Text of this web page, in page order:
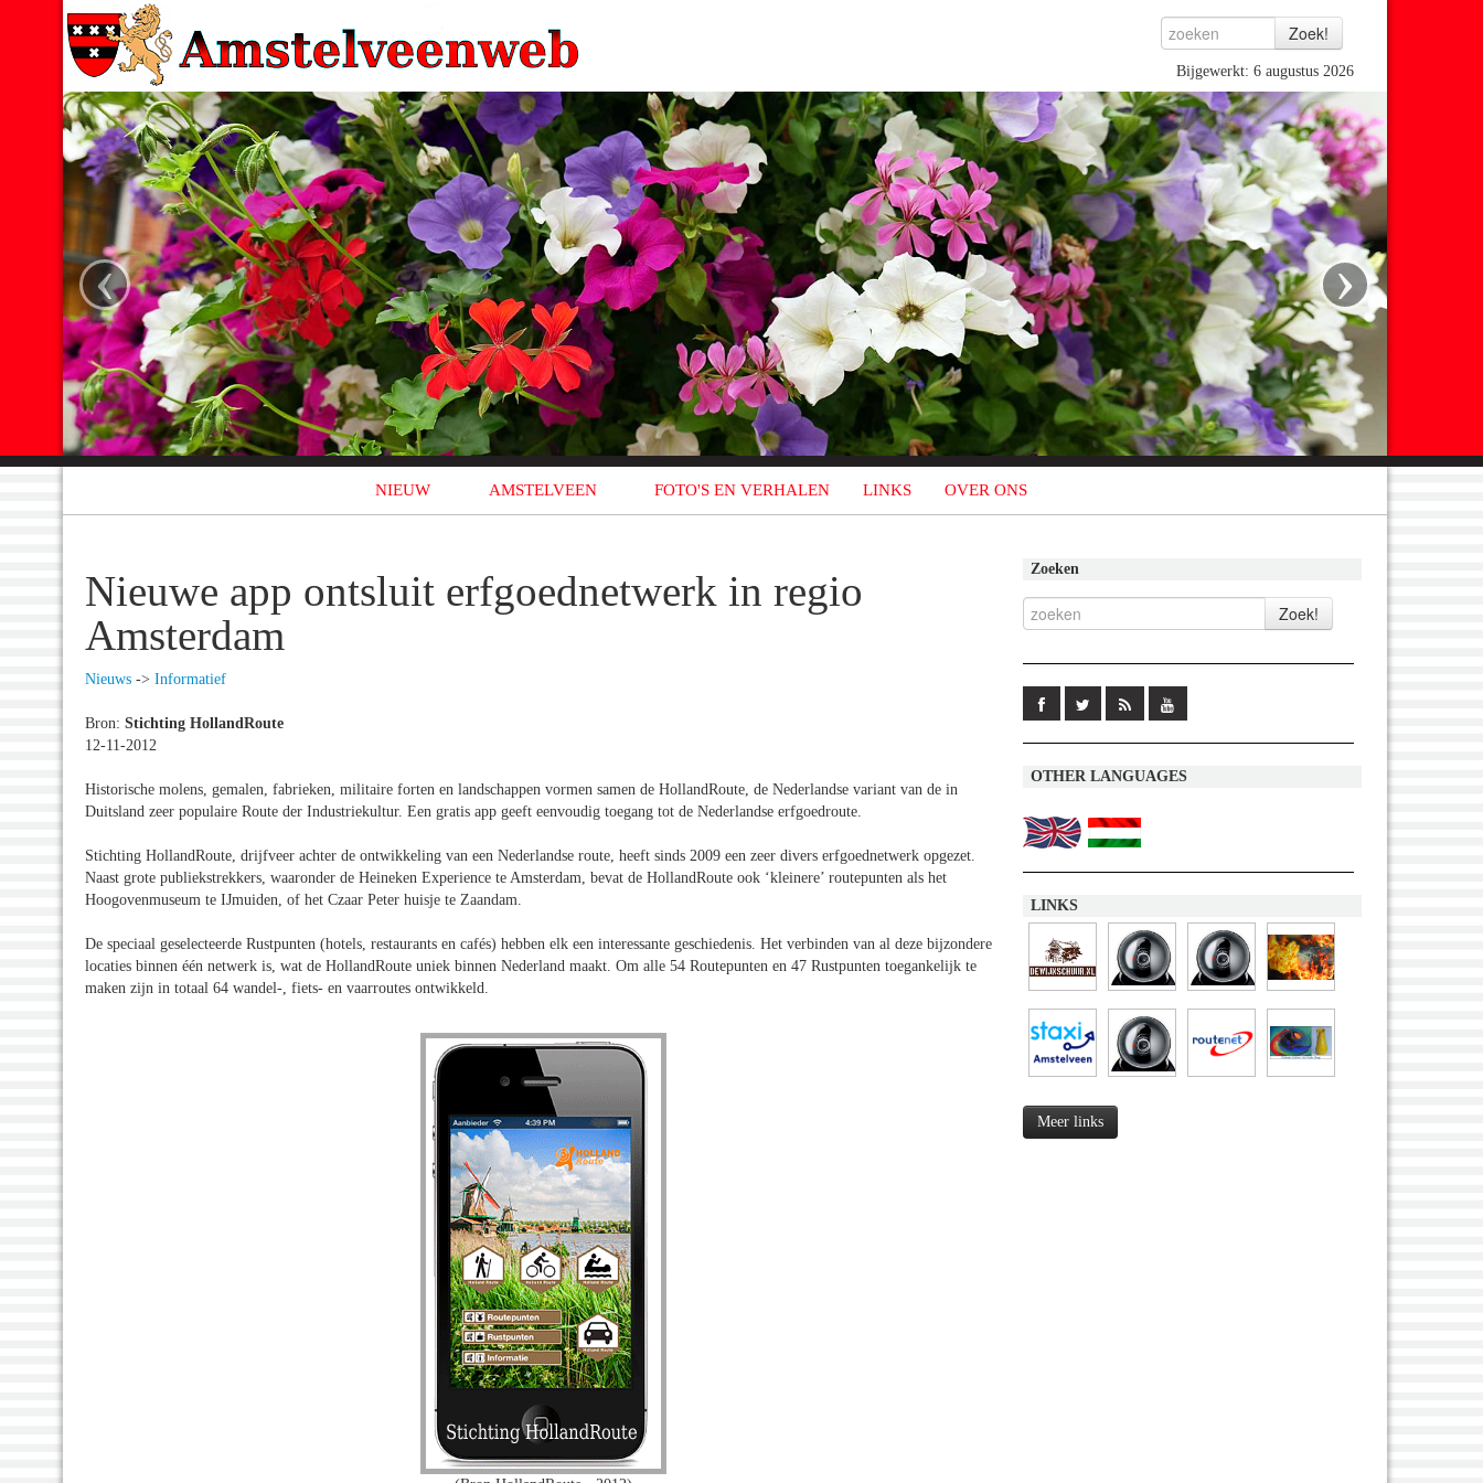
Bijgewerkt: 6 augustus 2026
‹ ›
NIEUW AMSTELVEEN FOTO'S EN VERHALEN LINKS OVER ONS
Nieuwe app ontsluit erfgoednetwerk in regio
Amsterdam
Nieuws -> Informatief
Bron: Stichting HollandRoute
12-11-2012
Historische molens, gemalen, fabrieken, militaire forten en landschappen vormen samen de HollandRoute, de Nederlandse variant van de in
Duitsland zeer populaire Route der Industriekultur. Een gratis app geeft eenvoudig toegang tot de Nederlandse erfgoedroute.
Stichting HollandRoute, drijfveer achter de ontwikkeling van een Nederlandse route, heeft sinds 2009 een zeer divers erfgoednetwerk opgezet.
Naast grote publiekstrekkers, waaronder de Heineken Experience te Amsterdam, bevat de HollandRoute ook ‘kleinere’ routepunten als het
Hoogovenmuseum te IJmuiden, of het Czaar Peter huisje te Zaandam.
De speciaal geselecteerde Rustpunten (hotels, restaurants en cafés) hebben elk een interessante geschiedenis. Het verbinden van al deze bijzondere
locaties binnen één netwerk is, wat de HollandRoute uniek binnen Nederland maakt. Om alle 54 Routepunten en 47 Rustpunten toegankelijk te
maken zijn in totaal 64 wandel-, fiets- en vaarroutes ontwikkeld.
Zoeken
OTHER LANGUAGES
LINKS
Meer links